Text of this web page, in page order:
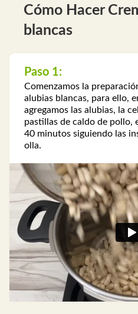
Cómo Hacer
blancas
Paso 1:
Comenzamos la
alubias blancas, para ello,
agregamos las alubias, la
pastillas de caldo de pollo,
40 minutos siguiendo las
olla.